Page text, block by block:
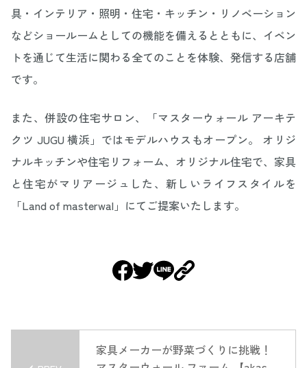
具・インテリア・照明・住宅・キッチン・リノベーション
などショールームとしての機能を備えるとともに、イベン
トを通じて生活に関わる全てのことを体験、発信する店舗
です。
また、併設の住宅サロン、「マスターウォール アーキテ
クツ JUGU 横浜」ではモデルハウスもオープン。 オリジ
ナルキッチンや住宅リフォーム、オリジナル住宅で、家具
と住宅がマリアージュした、新しいライフスタイルを
「Land of masterwal」にてご提案いたします。
家具メーカーが野菜づくりに挑戦！